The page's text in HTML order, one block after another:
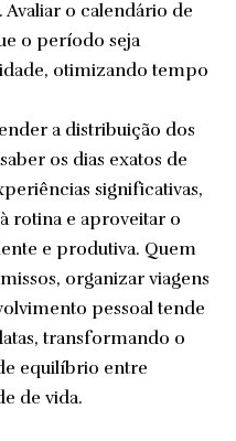
Avaliar o calendário de
o período seja
otimizando tempo
a distribuição dos
os dias exatos de
significativas,
rotina e aproveitar o
e produtiva. Quem
organizar viagens
pessoal tende
transformando o
equilíbrio entre
de vida.